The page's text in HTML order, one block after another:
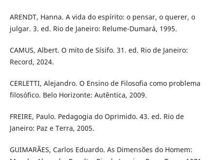
ARENDT, Hanna. A vida do espírito: o pensar, o querer, o
julgar. 3. ed. Rio de Janeiro: Relume-Dumará, 1995.
CAMUS, Albert. O mito de Sísifo. 31. ed. Rio de Janeiro:
Record, 2024.
CERLETTI, Alejandro. O Ensino de Filosofia como problema
filosófico. Belo Horizonte: Autêntica, 2009.
FREIRE, Paulo. Pedagogia do Oprimido. 43. ed. Rio de
Janeiro: Paz e Terra, 2005.
GUIMARÃES, Carlos Eduardo. As Dimensões do Homem: